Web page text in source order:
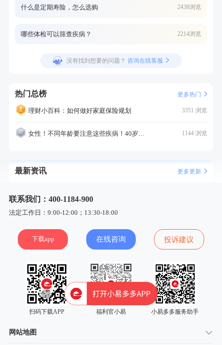
什么是定期寿险，怎么选购 2438浏览
哪些体检可以筛查疾病？ 2214浏览
没有找到想要的问题？ 咨询在线客服
热门总榜 更多热门
理财小百科：如何做好家庭保险规划 3351 浏览
女性！不同年龄要注意这些疾病！40岁的这个疾病最需要注意！ 1144 浏览
最新资讯 更多更新
联系我们：400-1184-900
法定工作日：9:00-12:00；13:30-18:00
下载app 在线咨询 投诉建议
扫码下载APP 福利官小易 小易多多服务助手
网站地图